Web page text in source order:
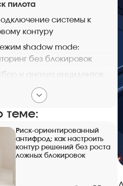
пилота
системы к
контуру
shadow mode:
без блокировок
и анализ инцидентов
пилота
результатов пилота
эффективности:
detection rate,
реакции
выявленных
совместно с
теме:
Риск-ориентированный
антифрод: как настроить
контур решений без роста
ложных блокировок